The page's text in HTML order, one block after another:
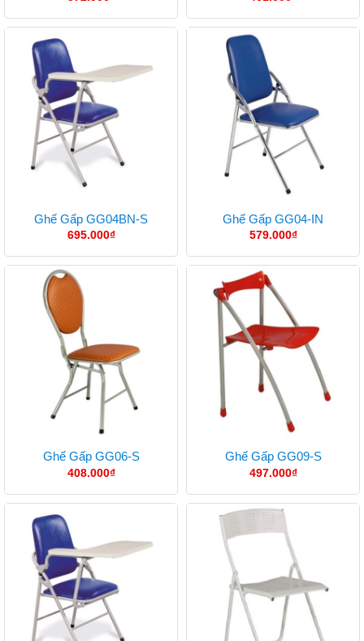
Ghế Gấp GG04BN-S
695.000₫
Ghế Gấp GG04-IN
579.000₫
Ghế Gấp GG06-S
408.000₫
Ghế Gấp GG09-S
497.000₫